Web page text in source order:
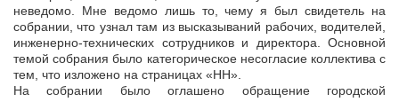
неведомо. Мне ведомо лишь то, чему я был свидетель на
собрании, что узнал там из высказываний рабочих, водителей,
инженерно-технических сотрудников и директора. Основной
темой собрания было категорическое несогласие коллектива с
тем, что изложено на страницах «НН».
На собрании было оглашено обращение городской